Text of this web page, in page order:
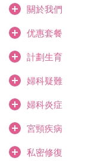
關於我們
优惠套餐
計劃生育
婦科疑難
婦科炎症
宮頸疾病
私密修復